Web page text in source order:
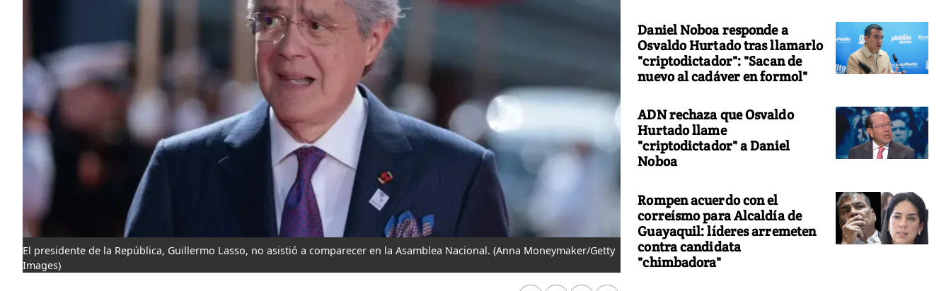
El presidente de la República, Guillermo Lasso, no asistió a comparecer en la Asamblea Nacional. (Anna Moneymaker/Getty
Images)
Daniel Noboa responde a
Osvaldo Hurtado tras llamarlo
"criptodictador": "Sacan de
nuevo al cadáver en formol"
ADN rechaza que Osvaldo
Hurtado llame
"criptodictador" a Daniel
Noboa
Rompen acuerdo con el
correísmo para Alcaldía de
Guayaquil: líderes arremeten
contra candidata
"chimbadora"